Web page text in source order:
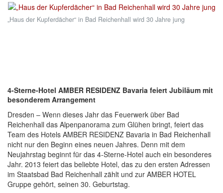
„Haus der Kupferdächer“ in Bad Reichenhall wird 30 Jahre jung
4-Sterne-Hotel AMBER RESIDENZ Bavaria feiert Jubiläum mit
besonderem Arrangement
Dresden – Wenn dieses Jahr das Feuerwerk über Bad
Reichenhall das Alpenpanorama zum Glühen bringt, feiert das
Team des Hotels AMBER RESIDENZ Bavaria in Bad Reichenhall
nicht nur den Beginn eines neuen Jahres. Denn mit dem
Neujahrstag beginnt für das 4-Sterne-Hotel auch ein besonderes
Jahr. 2013 feiert das beliebte Hotel, das zu den ersten Adressen
im Staatsbad Bad Reichenhall zählt und zur AMBER HOTEL
Gruppe gehört, seinen 30. Geburtstag.